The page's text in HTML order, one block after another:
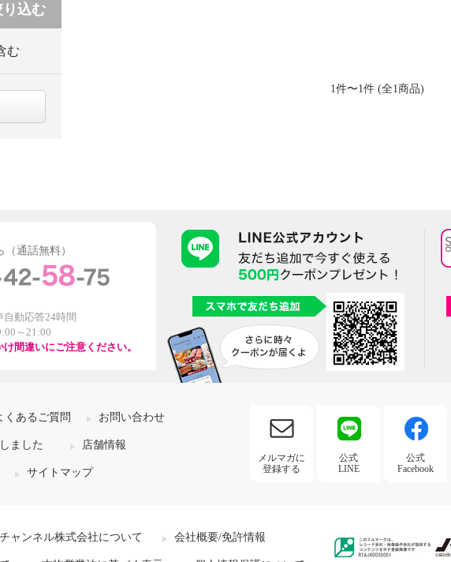
1件〜1件 (全1商品)
込む
む
（通話無料）
自動応答24時間
～21:00
間違いにご注意ください。
くあるご質問 お問い合わせ
ました 店舗情報
サイトマップ
メルマガに
登録する
公式
LINE
公式
Facebook
ャンネル株式会社について 会社概要/免許情報